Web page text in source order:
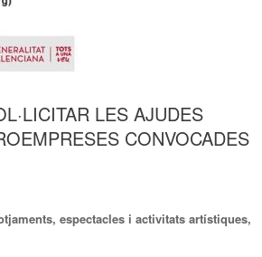
LES AJUDES
CONVOCADES
espectacles i activitats artístiques,